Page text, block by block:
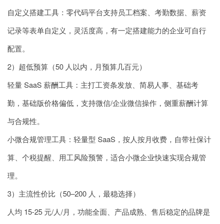
自定义搭建工具：零代码平台支持员工档案、考勤数据、薪资
记录等表单自定义，灵活度高，有一定搭建能力的企业可自行
配置。
2）超低预算（50 人以内，月预算几百元）
轻量 SaaS 薪酬工具：主打工资条发放、简易人事、基础考
勤，基础版价格偏低，支持微信/企业微信操作，侧重薪酬计算
与合规性。
小微合规管理工具：轻量型 SaaS，按人按月收费，自带社保计
算、个税提醒、用工风险预警，适合小微企业快速实现合规管
理。
3）主流性价比（50–200 人，最稳选择）
人均 15-25 元/人/月，功能全面、产品成熟、售后稳定的品牌是